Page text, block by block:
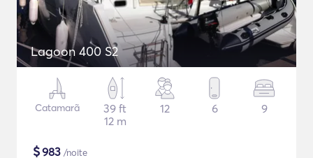
Lagoon 400 S2
Catamarã
39 ft
12 m
12 6 9
$983 /noite